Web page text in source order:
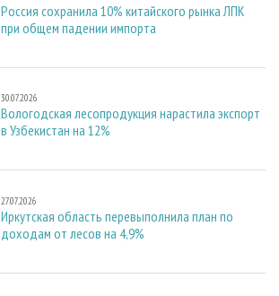
Россия сохранила 10% китайского рынка ЛПК
при общем падении импорта
30.07.2026
Вологодская лесопродукция нарастила экспорт
в Узбекистан на 12%
27.07.2026
Иркутская область перевыполнила план по
доходам от лесов на 4,9%